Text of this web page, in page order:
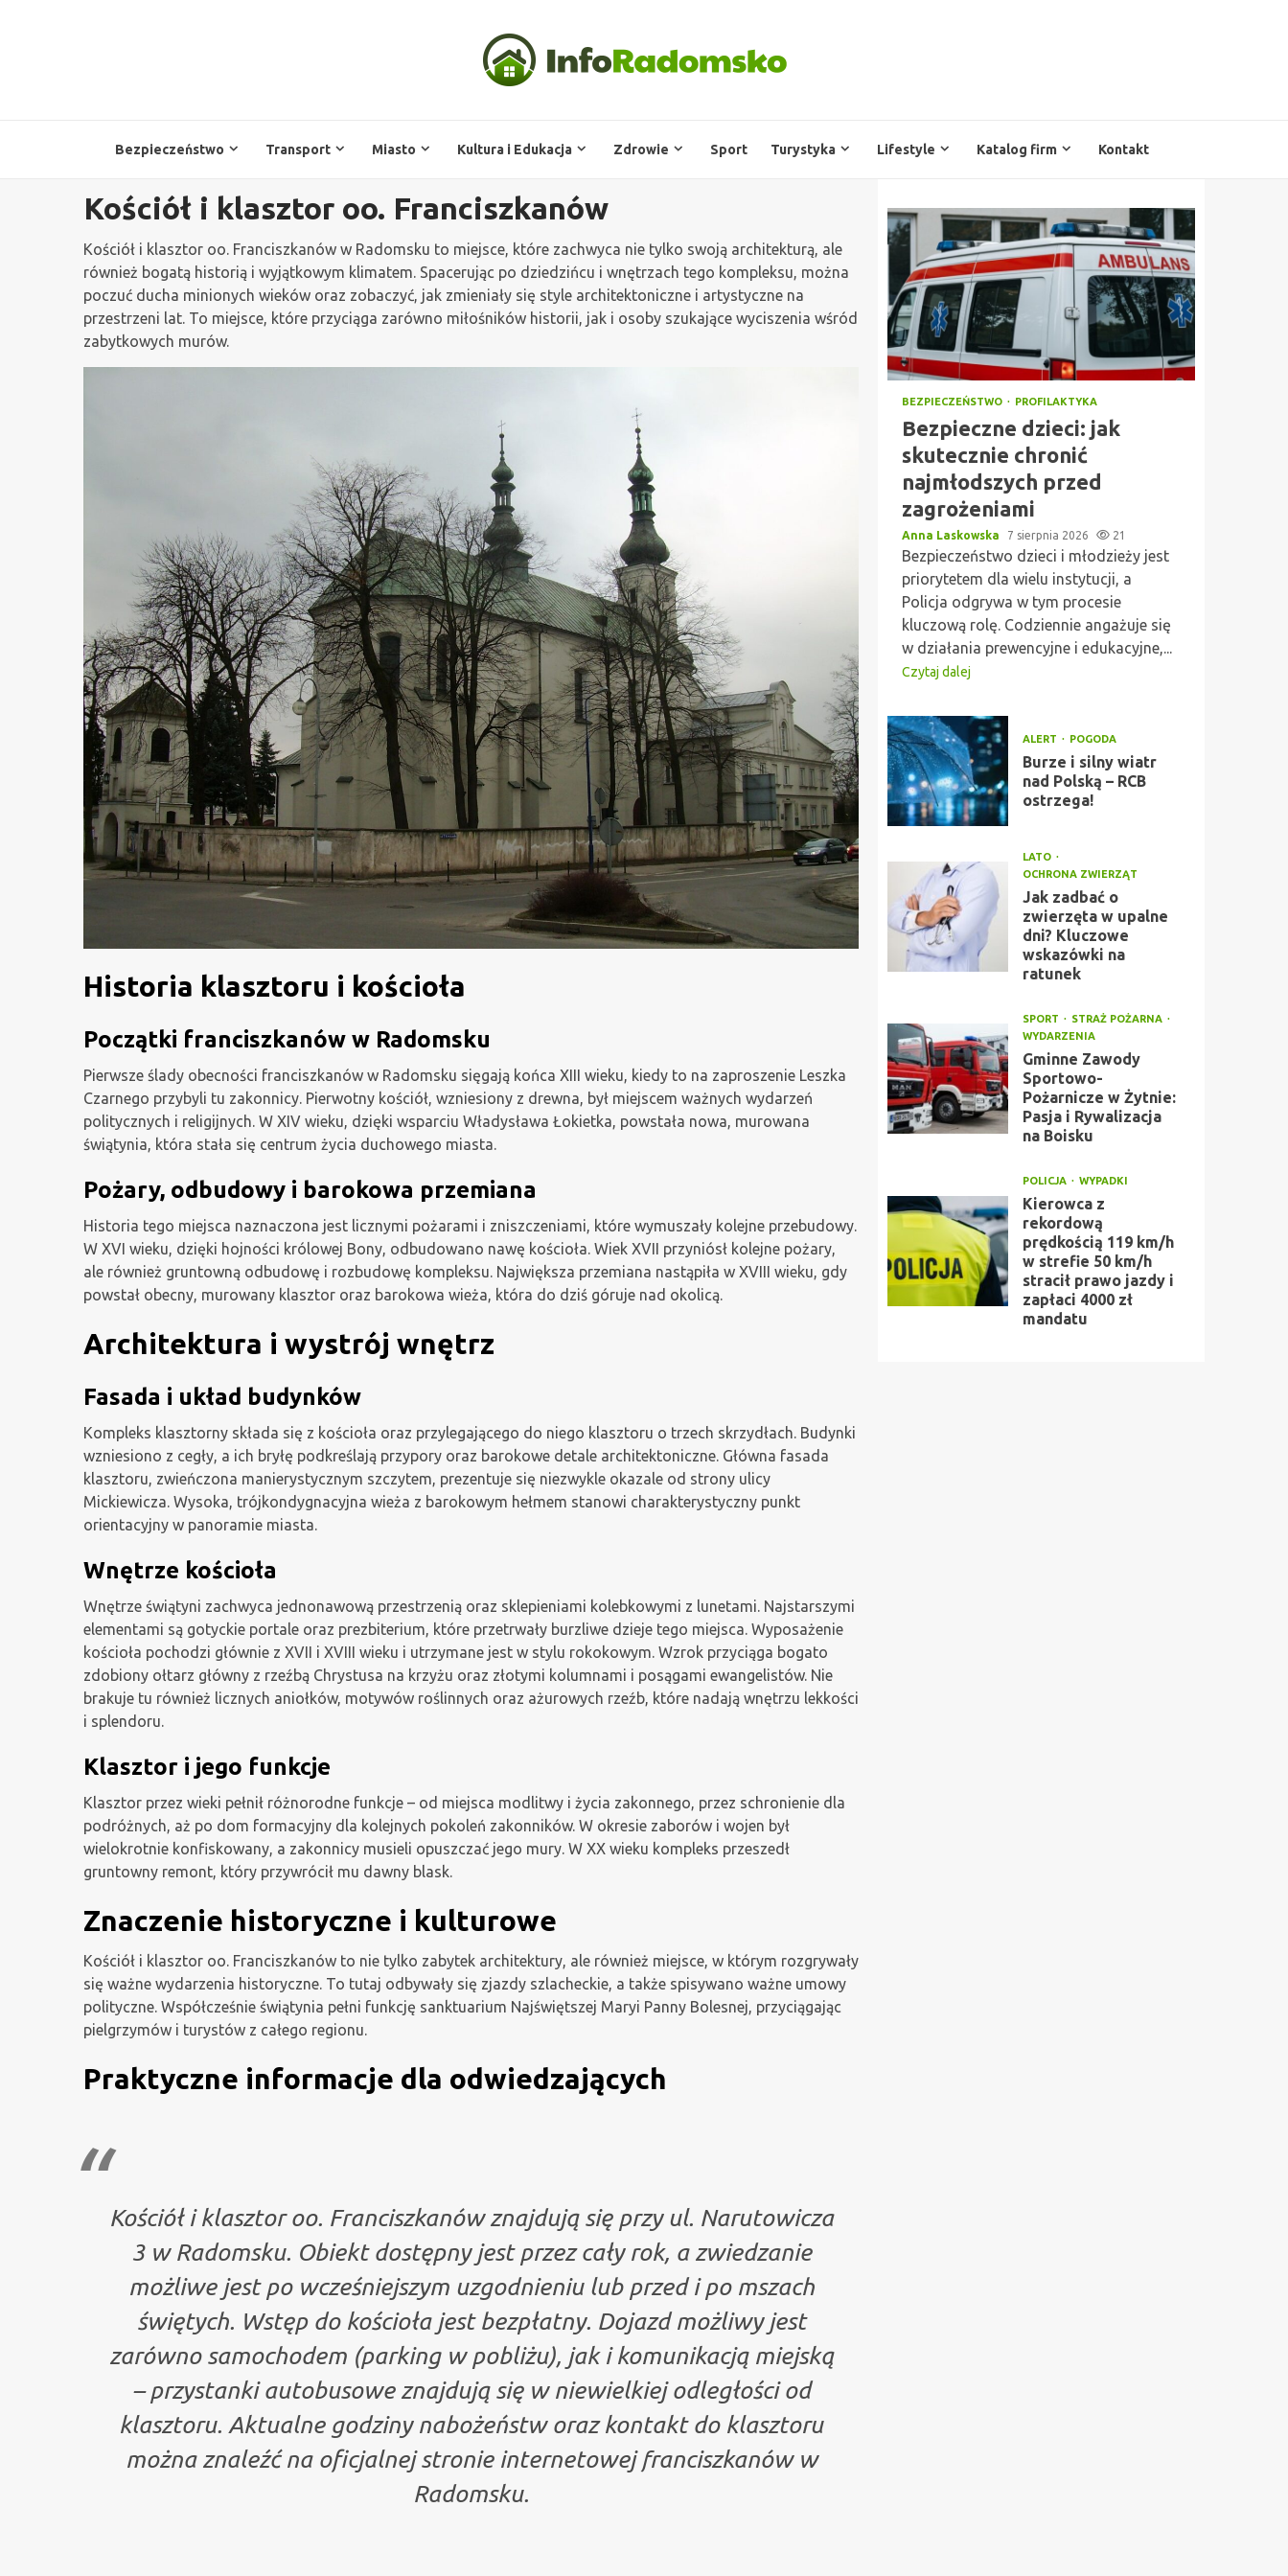
Bezpieczeństwo Transport Miasto Kultura i Edukacja Zdrowie Sport Turystyka Lifestyle Katalog firm Kontakt
Kościół i klasztor oo. Franciszkanów
Kościół i klasztor oo. Franciszkanów w Radomsku to miejsce, które zachwyca nie tylko swoją architekturą, ale
również bogatą historią i wyjątkowym klimatem. Spacerując po dziedzińcu i wnętrzach tego kompleksu, można
poczuć ducha minionych wieków oraz zobaczyć, jak zmieniały się style architektoniczne i artystyczne na
przestrzeni lat. To miejsce, które przyciąga zarówno miłośników historii, jak i osoby szukające wyciszenia wśród
zabytkowych murów.
Historia klasztoru i kościoła
Początki franciszkanów w Radomsku
Pierwsze ślady obecności franciszkanów w Radomsku sięgają końca XIII wieku, kiedy to na zaproszenie Leszka
Czarnego przybyli tu zakonnicy. Pierwotny kościół, wzniesiony z drewna, był miejscem ważnych wydarzeń
politycznych i religijnych. W XIV wieku, dzięki wsparciu Władysława Łokietka, powstała nowa, murowana
świątynia, która stała się centrum życia duchowego miasta.
Pożary, odbudowy i barokowa przemiana
Historia tego miejsca naznaczona jest licznymi pożarami i zniszczeniami, które wymuszały kolejne przebudowy.
W XVI wieku, dzięki hojności królowej Bony, odbudowano nawę kościoła. Wiek XVII przyniósł kolejne pożary,
ale również gruntowną odbudowę i rozbudowę kompleksu. Największa przemiana nastąpiła w XVIII wieku, gdy
powstał obecny, murowany klasztor oraz barokowa wieża, która do dziś góruje nad okolicą.
Architektura i wystrój wnętrz
Fasada i układ budynków
Kompleks klasztorny składa się z kościoła oraz przylegającego do niego klasztoru o trzech skrzydłach. Budynki
wzniesiono z cegły, a ich bryłę podkreślają przypory oraz barokowe detale architektoniczne. Główna fasada
klasztoru, zwieńczona manierystycznym szczytem, prezentuje się niezwykle okazale od strony ulicy
Mickiewicza. Wysoka, trójkondygnacyjna wieża z barokowym hełmem stanowi charakterystyczny punkt
orientacyjny w panoramie miasta.
Wnętrze kościoła
Wnętrze świątyni zachwyca jednonawową przestrzenią oraz sklepieniami kolebkowymi z lunetami. Najstarszymi
elementami są gotyckie portale oraz prezbiterium, które przetrwały burzliwe dzieje tego miejsca. Wyposażenie
kościoła pochodzi głównie z XVII i XVIII wieku i utrzymane jest w stylu rokokowym. Wzrok przyciąga bogato
zdobiony ołtarz główny z rzeźbą Chrystusa na krzyżu oraz złotymi kolumnami i posągami ewangelistów. Nie
brakuje tu również licznych aniołków, motywów roślinnych oraz ażurowych rzeźb, które nadają wnętrzu lekkości
i splendoru.
Klasztor i jego funkcje
Klasztor przez wieki pełnił różnorodne funkcje – od miejsca modlitwy i życia zakonnego, przez schronienie dla
podróżnych, aż po dom formacyjny dla kolejnych pokoleń zakonników. W okresie zaborów i wojen był
wielokrotnie konfiskowany, a zakonnicy musieli opuszczać jego mury. W XX wieku kompleks przeszedł
gruntowny remont, który przywrócił mu dawny blask.
Znaczenie historyczne i kulturowe
Kościół i klasztor oo. Franciszkanów to nie tylko zabytek architektury, ale również miejsce, w którym rozgrywały
się ważne wydarzenia historyczne. To tutaj odbywały się zjazdy szlacheckie, a także spisywano ważne umowy
polityczne. Współcześnie świątynia pełni funkcję sanktuarium Najświętszej Maryi Panny Bolesnej, przyciągając
pielgrzymów i turystów z całego regionu.
Praktyczne informacje dla odwiedzających
Kościół i klasztor oo. Franciszkanów znajdują się przy ul. Narutowicza
3 w Radomsku. Obiekt dostępny jest przez cały rok, a zwiedzanie
możliwe jest po wcześniejszym uzgodnieniu lub przed i po mszach
świętych. Wstęp do kościoła jest bezpłatny. Dojazd możliwy jest
zarówno samochodem (parking w pobliżu), jak i komunikacją miejską
– przystanki autobusowe znajdują się w niewielkiej odległości od
klasztoru. Aktualne godziny nabożeństw oraz kontakt do klasztoru
można znaleźć na oficjalnej stronie internetowej franciszkanów w
Radomsku.
BEZPIECZEŃSTWO PROFILAKTYKA
Bezpieczne dzieci: jak
skutecznie chronić
najmłodszych przed
zagrożeniami
Anna Laskowska 7 sierpnia 2026 21
Bezpieczeństwo dzieci i młodzieży jest
priorytetem dla wielu instytucji, a
Policja odgrywa w tym procesie
kluczową rolę. Codziennie angażuje się
w działania prewencyjne i edukacyjne,...
Czytaj dalej
ALERT POGODA
Burze i silny wiatr
nad Polską – RCB
ostrzega!
LATO
OCHRONA ZWIERZĄT
Jak zadbać o
zwierzęta w upalne
dni? Kluczowe
wskazówki na
ratunek
SPORT
STRAŻ POŻARNA
WYDARZENIA
Gminne Zawody
Sportowo-
Pożarnicze w Żytnie:
Pasja i Rywalizacja
na Boisku
POLICJA WYPADKI
Kierowca z
rekordową
prędkością 119 km/h
w strefie 50 km/h
stracił prawo jazdy i
zapłaci 4000 zł
mandatu